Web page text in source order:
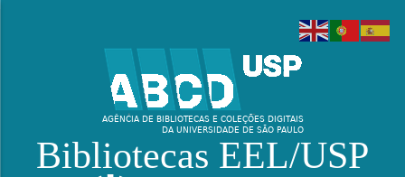
Bibliotecas EEL/USP